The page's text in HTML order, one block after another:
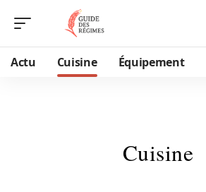
Actu Cuisine Équipement
Cuisine